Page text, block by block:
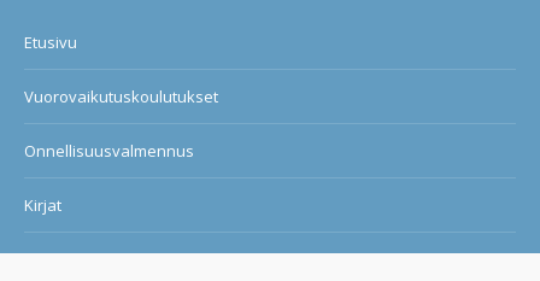
Etusivu
Vuorovaikutuskoulutukset
Onnellisuusvalmennus
Kirjat
Blogi